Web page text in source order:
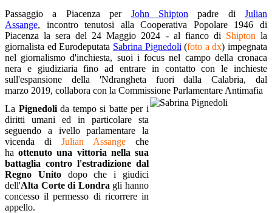
Passaggio a Piacenza per John Shipton padre di Julian
Assange, incontro tenutosi alla Cooperativa Popolare 1946 di
Piacenza la sera del 24 Maggio 2024 - al fianco di Shipton la
giornalista ed Eurodeputata Sabrina Pignedoli (foto a dx) impegnata
nel giornalismo d'inchiesta, suoi i focus nel campo della cronaca
nera e giudiziaria fino ad entrare in contatto con le inchieste
sull'espansione della 'Ndrangheta fuori dalla Calabria, dal
marzo 2019, collabora con la Commissione Parlamentare Antimafia
La Pignedolida tempo si batte per i
diritti umani ed in particolare sta
seguendo a ivello parlamentare la
vicenda di Julian Assange che
haottenuto una vittoria nella sua
battaglia contro l'estradizione dal
Regno Unitodopo che i giudici
dell'Alta Corte di Londra gli hanno
concesso il permesso di ricorrere in
appello.